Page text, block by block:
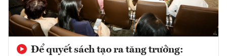
Để quyết sách tạo ra tăng trưởng: